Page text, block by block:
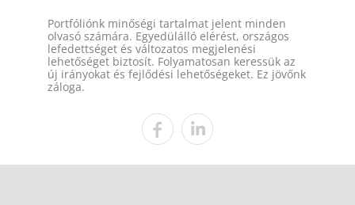
Portfóliónk minőségi tartalmat jelent minden
olvasó számára. Egyedülálló elérést, országos
lefedettséget és változatos megjelenési
lehetőséget biztosít. Folyamatosan keressük az
új irányokat és fejlődési lehetőségeket. Ez jövőnk
záloga.